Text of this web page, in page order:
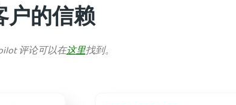
户的信赖
评论可以在这里找到。